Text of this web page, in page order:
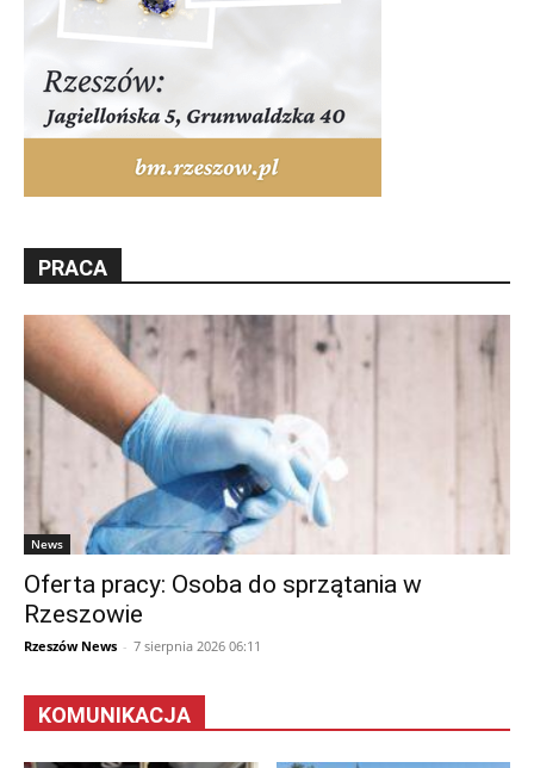
PRACA
News
Oferta pracy: Osoba do sprzątania w
Rzeszowie
Rzeszów News - 7 sierpnia 2026 06:11
KOMUNIKACJA